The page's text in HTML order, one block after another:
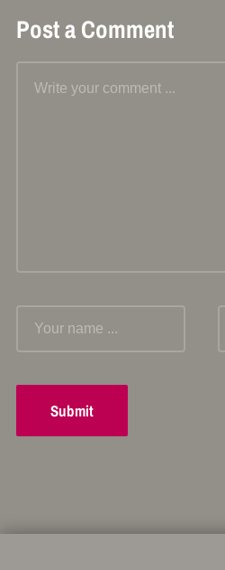
Post a Comment